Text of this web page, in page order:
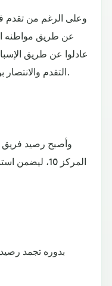
وعلى الرغم من تقدم
التقدم والانتصار بواسطة الاسكتلندي مات ريتشي 68.
المركز 10،